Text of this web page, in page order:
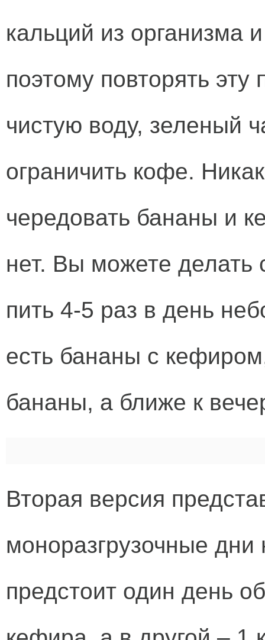
кальций из организма
поэтому повторять
чистую воду, зеленый
ограничить кофе.
чередовать бананы и
нет. Вы можете делать
пить 4-5 раз в день
есть бананы с
бананы, а ближе к
Вторая версия
моноразгрузочные
предстоит один день